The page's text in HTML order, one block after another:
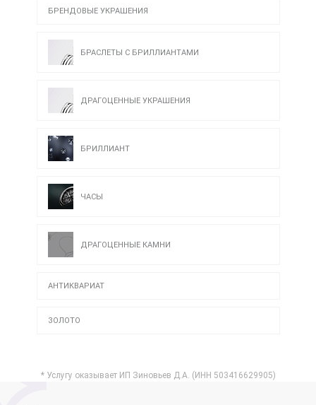
БРЕНДОВЫЕ УКРАШЕНИЯ
БРАСЛЕТЫ С БРИЛЛИАНТАМИ
ДРАГОЦЕННЫЕ УКРАШЕНИЯ
БРИЛЛИАНТ
ЧАСЫ
ДРАГОЦЕННЫЕ КАМНИ
АНТИКВАРИАТ
ЗОЛОТО
* Услугу оказывает ИП Зиновьев Д.А. (ИНН 503416629905)